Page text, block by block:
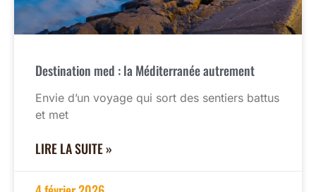
Destination med : la Méditerranée autrement
Envie d’un voyage qui sort des sentiers battus
et met
LIRE LA SUITE »